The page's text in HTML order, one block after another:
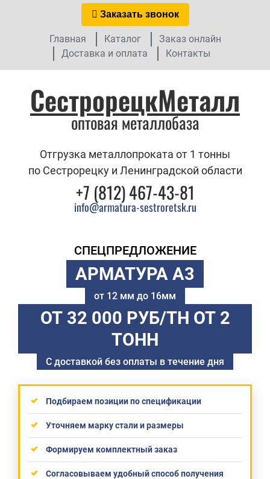
Заказать звонок
Главная Каталог
Заказ онлайн
Доставка и оплата
Контакты
СестрорецкМеталл
оптовая металлобаза
Отгрузка металлопроката от 1 тонны
по Сестрорецку и Ленинградской области
+7 (812) 467-43-81
info@armatura-sestroretsk.ru
СПЕЦПРЕДЛОЖЕНИЕ
АРМАТУРА А3
от 12 мм до 16мм
ОТ 32 000 РУБ/ТН ОТ 2
ТОНН
С доставкой без оплаты в течение дня
Подбираем позиции по спецификации
Уточняем марку стали и размеры
Формируем комплектный заказ
Согласовываем удобный способ получения